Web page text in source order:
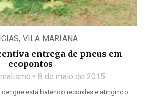
, VILA MARIANA
entrega de pneus em
ecopontos
8 de maio de 2015
está batendo recordes e atingindo